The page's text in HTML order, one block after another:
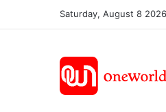
Saturday, August 8 2026